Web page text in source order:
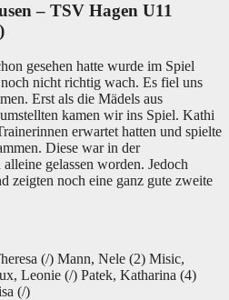
– TSV Hagen U11
gesehen hatte wurde im Spiel
nicht richtig wach. Es fiel uns
Erst als die Mädels aus
kamen wir ins Spiel. Kathi
erwartet hatten und spielte
Diese war in der
gelassen worden. Jedoch
zeigten noch eine ganz gute zweite
(/) Mann, Nele (2) Misic,
Leonie (/) Patek, Katharina (4)
(/)